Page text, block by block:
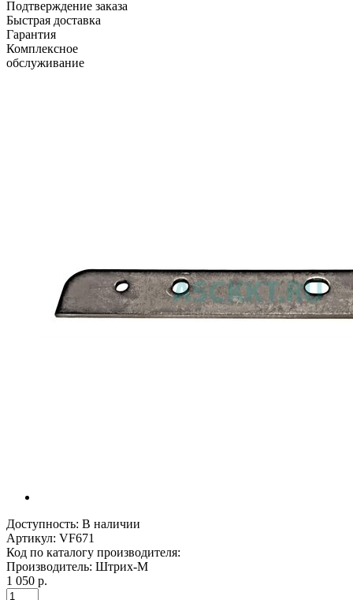
Подтверждение заказа
Быстрая доставка
Гарантия
Комплексное
обслуживание
Доступность: В наличии
Артикул: VF671
Код по каталогу производителя:
Производитель: Штрих-М
1 050 р.